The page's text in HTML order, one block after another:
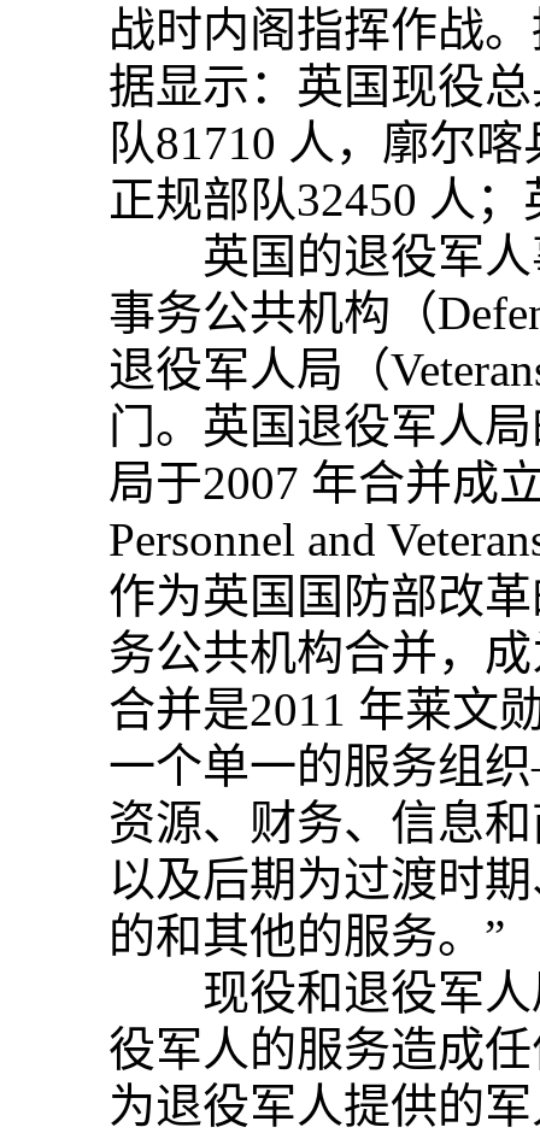
战时内阁指挥作战
据显示：英国现役
队81710 人，廓尔
正规部队32450 人
英国的退役军人
事务公共机构（
退役军人局（
门。英国退役军人
局于2007 年合并成
Personnel and
作为英国国防部改
务公共机构合并，
合并是2011 年莱文
一个单一的服务组
资源、财务、信息
以及后期为过渡时
的和其他的服务。”
现役和退役军人
役军人的服务造成
为退役军人提供的